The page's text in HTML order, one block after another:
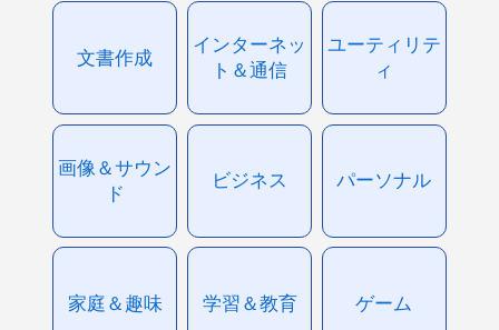
文書作成
インターネッ
ト＆通信
ユーティリテ
ィ
画像＆サウン
ド
ビジネス パーソナル
家庭＆趣味 学習＆教育 ゲーム